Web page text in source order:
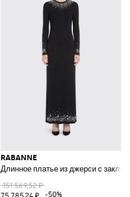
RABANNE
Длинное платье из джерси с
151 569,52 ₽
-50%